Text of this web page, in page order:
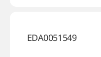
EDA0051549